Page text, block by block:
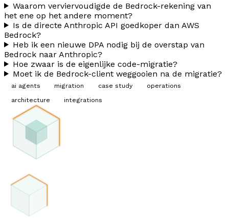
Waarom verviervoudigde de Bedrock-rekening van
het ene op het andere moment?
Is de directe Anthropic API goedkoper dan AWS
Bedrock?
Heb ik een nieuwe DPA nodig bij de overstap van
Bedrock naar Anthropic?
Hoe zwaar is de eigenlijke code-migratie?
Moet ik de Bedrock-client weggooien na de migratie?
ai agents migration case study
operations
architecture
integrations